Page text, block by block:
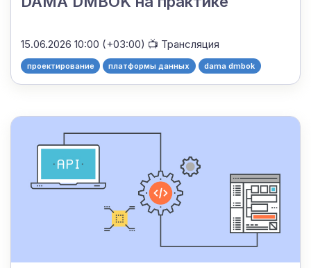
15.06.2026 10:00 (+03:00) 📺 Трансляция
проектирование платформы данных dama dmbok